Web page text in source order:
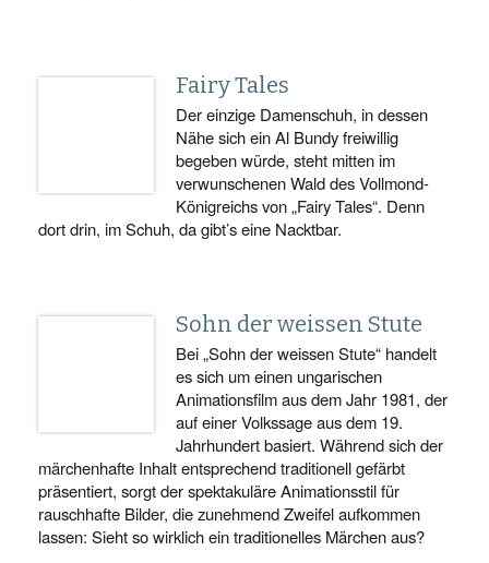
Fairy Tales
Der einzige Damenschuh, in dessen
Nähe sich ein Al Bundy freiwillig
begeben würde, steht mitten im
verwunschenen Wald des Vollmond-
Königreichs von „Fairy Tales“. Denn
dort drin, im Schuh, da gibt’s eine Nacktbar.
Sohn der weissen Stute
Bei „Sohn der weissen Stute“ handelt
es sich um einen ungarischen
Animationsfilm aus dem Jahr 1981, der
auf einer Volkssage aus dem 19.
Jahrhundert basiert. Während sich der
märchenhafte Inhalt entsprechend traditionell gefärbt
präsentiert, sorgt der spektakuläre Animationsstil für
rauschhafte Bilder, die zunehmend Zweifel aufkommen
lassen: Sieht so wirklich ein traditionelles Märchen aus?